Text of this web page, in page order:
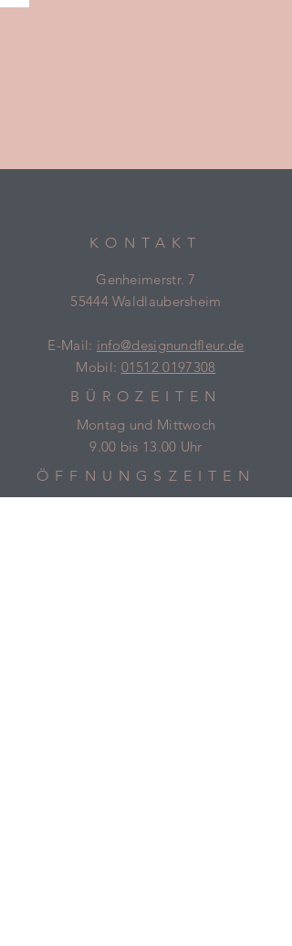
KONTAKT
Genheimerstr. 7
55444 Waldlaubersheim
E-Mail: info@designundfleur.de
Mobil: 01512 0197308
BÜROZEITEN
Montag und Mittwoch
9.00 bis 13.00 Uhr
ÖFFNUNGSZEITEN